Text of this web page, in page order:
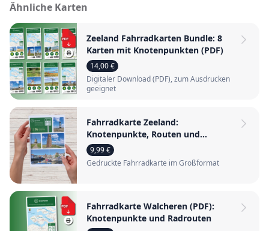
Ähnliche Karten
Zeeland Fahrradkarten Bundle: 8
Karten mit Knotenpunkten (PDF)
14,00 €
Digitaler Download (PDF), zum Ausdrucken
geeignet
Fahrradkarte Zeeland:
Knotenpunkte, Routen und
Fährverbindungen
9,99 €
Gedruckte Fahrradkarte im Großformat
Fahrradkarte Walcheren (PDF):
Knotenpunkte und Radrouten